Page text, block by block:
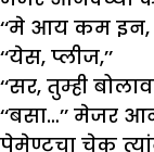
‘‘मे आय कम इन,
‘‘येस, प्लीज,’’
‘‘सर, तुम्ही
‘‘बसा…’’ मेजर
पेमेण्टचा चेक